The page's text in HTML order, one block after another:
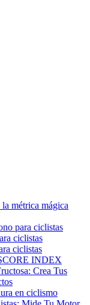
métrica mágica
para ciclistas
ciclistas
ciclistas
INDEX
Crea Tus
en ciclismo